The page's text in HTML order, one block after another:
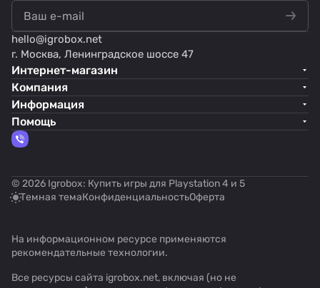
hello@igrobox.net
г. Москва, Ленинградское шоссе 47
Интернет-магазин
Компания
Информация
Помощь
© 2026 Igrobox: Купить игры для Playstation 4 и 5
Темная темаКонфиденциальностьОферта
На информационном ресурсе применяются
рекомендательные технологии.
Все ресурсы сайта igrobox.net, включая (но не